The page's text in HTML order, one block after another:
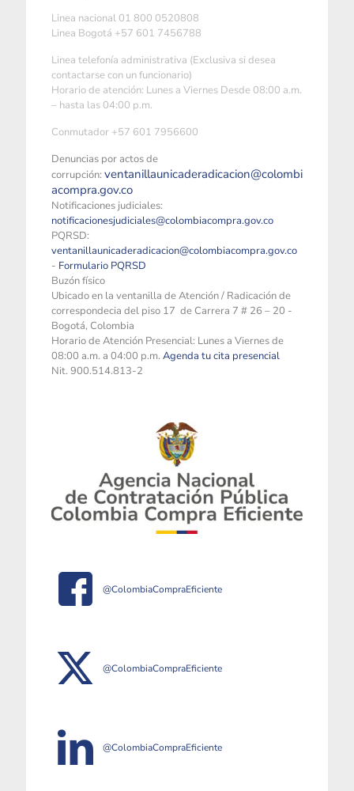
Linea nacional 01 800 0520808
Linea Bogotá +57 601 7456788
Linea telefonía administrativa (Exclusiva si desea
contactarse con un funcionario)
Horario de atención: Lunes a Viernes Desde 08:00 a.m.
– hasta las 04:00 p.m.
Conmutador +57 601 7956600
Denuncias por actos de
corrupción: ventanillaunicaderadicacion@colombi
acompra.gov.co
Notificaciones judiciales:
notificacionesjudiciales@colombiacompra.gov.co
PQRSD:
ventanillaunicaderadicacion@colombiacompra.gov.co
- Formulario PQRSD
Buzón físico
Ubicado en la ventanilla de Atención / Radicación de
correspondecia del piso 17 de Carrera 7 # 26 – 20 -
Bogotá, Colombia
Horario de Atención Presencial: Lunes a Viernes de
08:00 a.m. a 04:00 p.m. Agenda tu cita presencial
Nit. 900.514.813-2
@ColombiaCompraEficiente
@ColombiaCompraEficiente
@ColombiaCompraEficiente